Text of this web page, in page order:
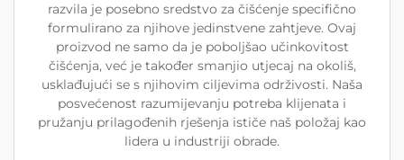
razvila je posebno sredstvo za čišćenje specifično
formulirano za njihove jedinstvene zahtjeve. Ovaj
proizvod ne samo da je poboljšao učinkovitost
čišćenja, već je također smanjio utjecaj na okoliš,
usklađujući se s njihovim ciljevima održivosti. Naša
posvećenost razumijevanju potreba klijenata i
pružanju prilagođenih rješenja ističe naš položaj kao
lidera u industriji obrade.